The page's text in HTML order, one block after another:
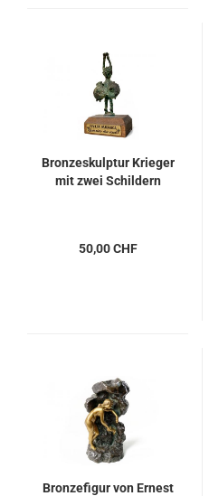
Bronzeskulptur Krieger
mit zwei Schildern
50,00 CHF
Bronzefigur von Ernest